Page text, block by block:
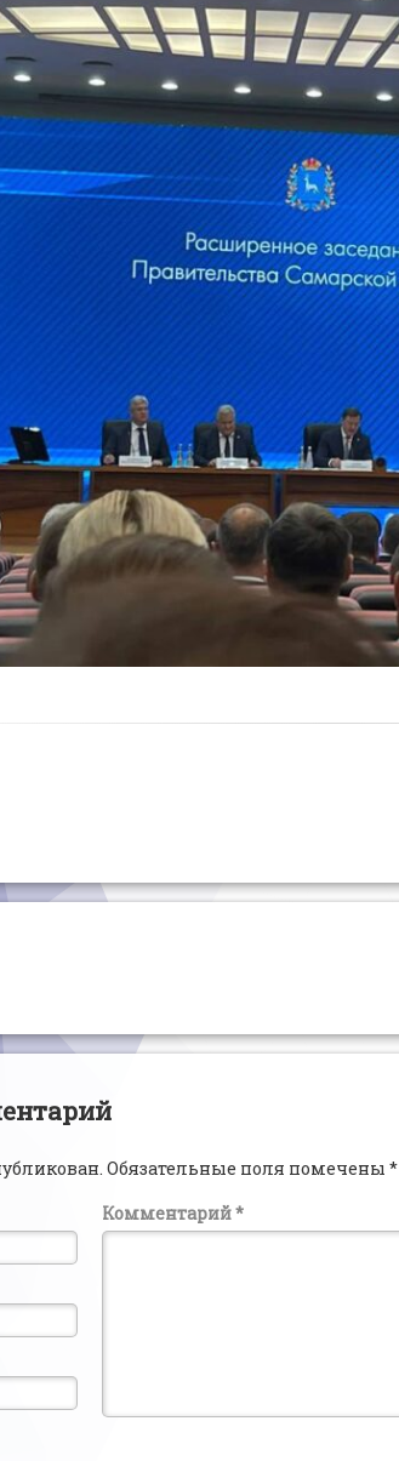
Обязательные поля помечены*
Комментарий*